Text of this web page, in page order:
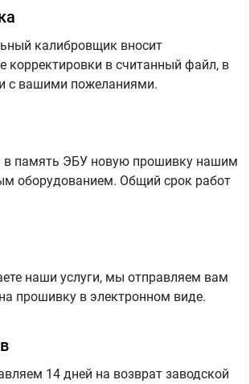
калибровщик вносит
корректировки в считанный файл, в
с вашими пожеланиями.
в память ЭБУ новую прошивку нашим
оборудованием. Общий срок работ
наши услуги, мы отправляем вам
прошивку в электронном виде.
14 дней на возврат заводской